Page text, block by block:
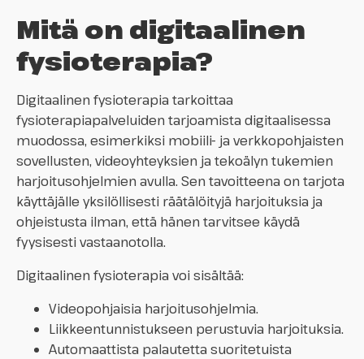
Mitä on digitaalinen
fysioterapia?
Digitaalinen fysioterapia tarkoittaa
fysioterapiapalveluiden tarjoamista digitaalisessa
muodossa, esimerkiksi mobiili- ja verkkopohjaisten
sovellusten, videoyhteyksien ja tekoälyn tukemien
harjoitusohjelmien avulla. Sen tavoitteena on tarjota
käyttäjälle yksilöllisesti räätälöityjä harjoituksia ja
ohjeistusta ilman, että hänen tarvitsee käydä
fyysisesti vastaanotolla.
Digitaalinen fysioterapia voi sisältää:
Videopohjaisia harjoitusohjelmia.
Liikkeentunnistukseen perustuvia harjoituksia.
Automaattista palautetta suoritetuista